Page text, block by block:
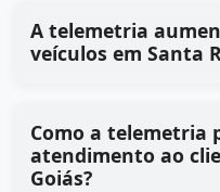
A telemetria
veículos em Santa
Como a telemetria
atendimento ao
Goiás?